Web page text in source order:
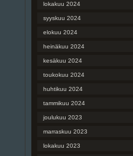
lokakuu 2024
syyskuu 2024
elokuu 2024
heinäkuu 2024
kesäkuu 2024
toukokuu 2024
huhtikuu 2024
tammikuu 2024
joulukuu 2023
marraskuu 2023
lokakuu 2023